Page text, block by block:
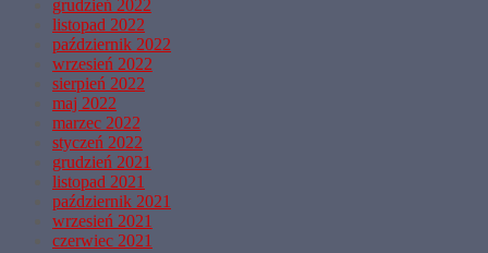
grudzień 2022
listopad 2022
październik 2022
wrzesień 2022
sierpień 2022
maj 2022
marzec 2022
styczeń 2022
grudzień 2021
listopad 2021
październik 2021
wrzesień 2021
czerwiec 2021